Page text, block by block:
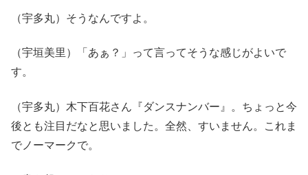
（宇多丸）そうなんですよ。
（宇垣美里）「あぁ？」って言ってそうな感じがよいで
す。
（宇多丸）木下百花さん『ダンスナンバー』。ちょっと今
後とも注目だなと思いました。全然、すいません。これま
でノーマークで。